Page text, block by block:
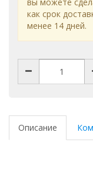
как срок
менее 14 дней.
Описание